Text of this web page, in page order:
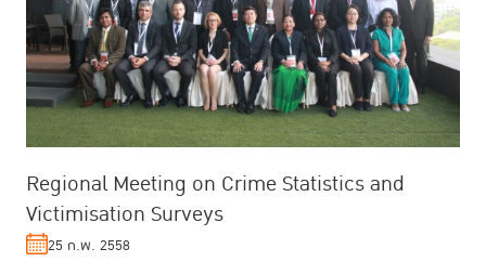
Regional Meeting on Crime Statistics and
Victimisation Surveys
25 ก.พ. 2558